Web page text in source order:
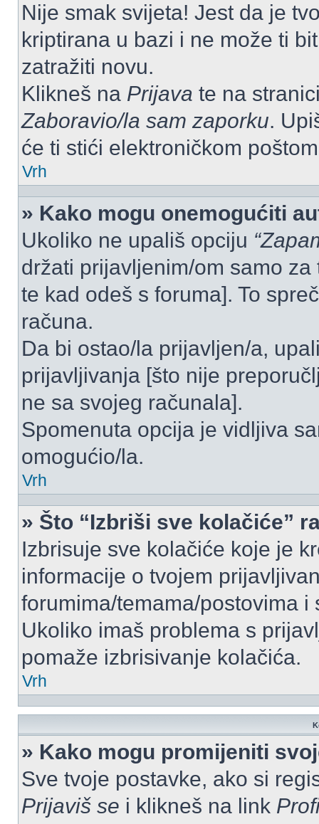
Nije smak svijeta! Jest da je
kriptirana u bazi i ne može ti
zatražiti novu.
Klikneš na Prijava te na
Zaboravio/la sam zaporku.
će ti stići elektroničkom
Vrh
» Kako mogu onemogućiti
Ukoliko ne upališ opciju
držati prijavljenim/om samo
te kad odeš s foruma]. To
računa.
Da bi ostao/la prijavljen/a,
prijavljivanja [što nije
ne sa svojeg računala].
Spomenuta opcija je vidljiva
omogućio/la.
Vrh
» Što “Izbriši sve kolačiće”
Izbrisuje sve kolačiće koje je
informacije o tvojem
forumima/temama/postovima i
Ukoliko imaš problema s
pomaže izbrisivanje kolačića.
Vrh
» Kako mogu promijeniti
Sve tvoje postavke, ako si
Prijaviš se i klikneš na link